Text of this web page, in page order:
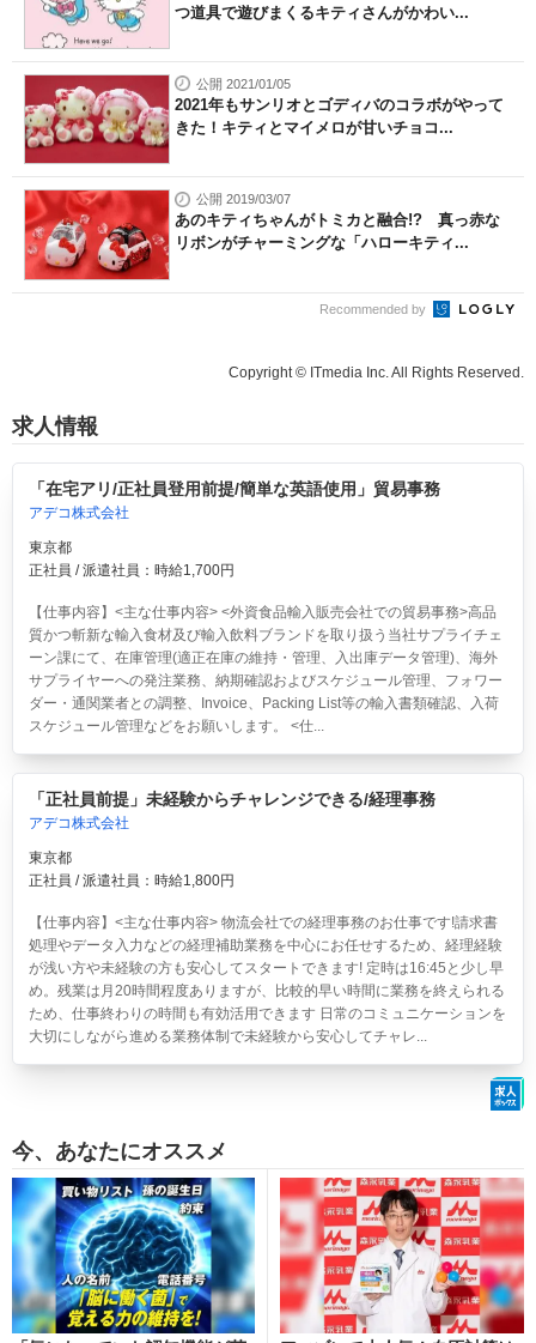
つ道具で遊びまくるキティさんがかわい...
公開 2021/01/05
2021年もサンリオとゴディバのコラボがやって
きた！キティとマイメロが甘いチョコ...
公開 2019/03/07
あのキティちゃんがトミカと融合!? 真っ赤な
リボンがチャーミングな「ハローキティ...
Recommended by
Copyright © ITmedia Inc. All Rights Reserved.
求人情報
「在宅アリ/正社員登用前提/簡単な英語使用」貿易事務
アデコ株式会社
東京都
正社員 / 派遣社員：時給1,700円
【仕事内容】<主な仕事内容> <外資食品輸入販売会社での貿易事務>高品
質かつ斬新な輸入食材及び輸入飲料ブランドを取り扱う当社サプライチェ
ーン課にて、在庫管理(適正在庫の維持・管理、入出庫データ管理)、海外
サプライヤーへの発注業務、納期確認およびスケジュール管理、フォワー
ダー・通関業者との調整、Invoice、Packing List等の輸入書類確認、入荷
スケジュール管理などをお願いします。 <仕...
「正社員前提」未経験からチャレンジできる/経理事務
アデコ株式会社
東京都
正社員 / 派遣社員：時給1,800円
【仕事内容】<主な仕事内容> 物流会社での経理事務のお仕事です!請求書
処理やデータ入力などの経理補助業務を中心にお任せするため、経理経験
が浅い方や未経験の方も安心してスタートできます! 定時は16:45と少し早
め。残業は月20時間程度ありますが、比較的早い時間に業務を終えられる
ため、仕事終わりの時間も有効活用できます 日常のコミュニケーションを
大切にしながら進める業務体制で未経験から安心してチャレ...
今、あなたにオススメ